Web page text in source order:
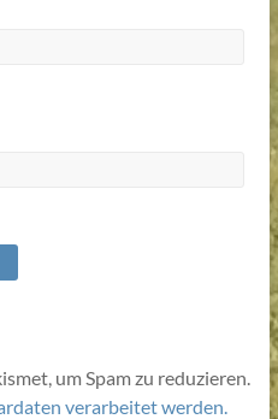
um Spam zu reduzieren.
verarbeitet werden.